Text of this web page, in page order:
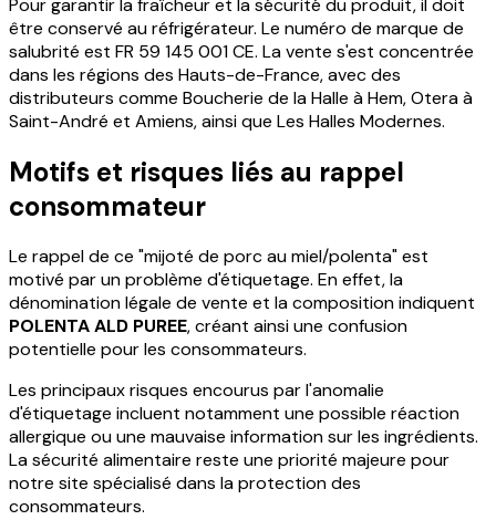
être conservé au réfrigérateur. Le numéro de marque de
salubrité est FR 59 145 001 CE. La vente s'est concentrée
dans les régions des Hauts-de-France, avec des
distributeurs comme Boucherie de la Halle à Hem, Otera à
Saint-André et Amiens, ainsi que Les Halles Modernes.
Motifs et risques liés au rappel
consommateur
Le rappel de ce "mijoté de porc au miel/polenta" est
motivé par un problème d'étiquetage. En effet, la
dénomination légale de vente et la composition indiquent
POLENTA ALD PUREE, créant ainsi une confusion
potentielle pour les consommateurs.
Les principaux risques encourus par l'anomalie
d'étiquetage incluent notamment une possible réaction
allergique ou une mauvaise information sur les ingrédients.
La sécurité alimentaire reste une priorité majeure pour
notre site spécialisé dans la protection des
consommateurs.